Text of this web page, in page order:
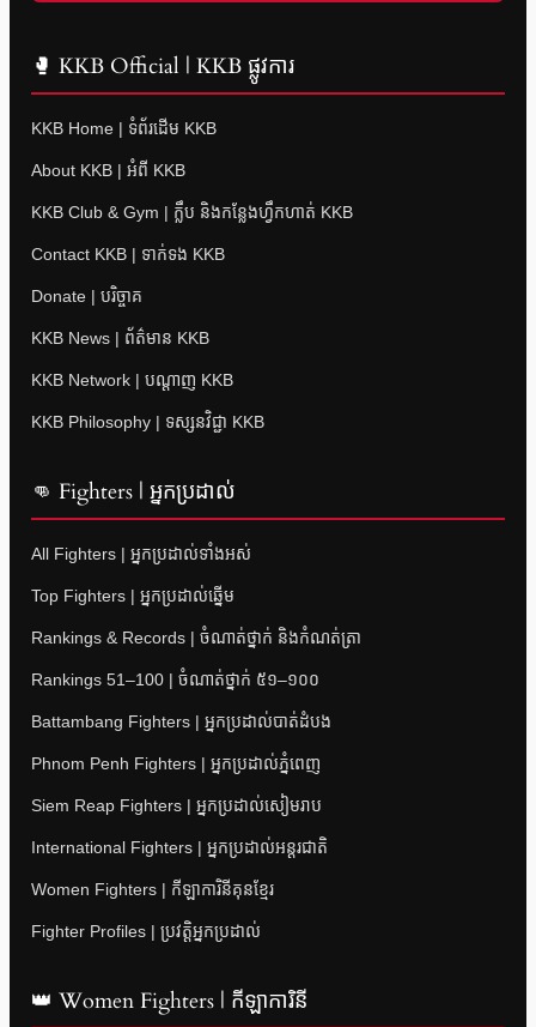
🥊 KKB Official | KKB ផ្លូវការ
KKB Home | ទំព័រដើម KKB
About KKB | អំពី KKB
KKB Club & Gym | ក្លឹប និងកន្លែងហ្វឹកហាត់ KKB
Contact KKB | ទាក់ទង KKB
Donate | បរិច្ចាគ
KKB News | ព័ត៌មាន KKB
KKB Network | បណ្តាញ KKB
KKB Philosophy | ទស្សនវិជ្ជា KKB
👊 Fighters | អ្នកប្រដាល់
All Fighters | អ្នកប្រដាល់ទាំងអស់
Top Fighters | អ្នកប្រដាល់ឆ្នើម
Rankings & Records | ចំណាត់ថ្នាក់ និងកំណត់ត្រា
Rankings 51–100 | ចំណាត់ថ្នាក់ ៥១–១០០
Battambang Fighters | អ្នកប្រដាល់បាត់ដំបង
Phnom Penh Fighters | អ្នកប្រដាល់ភ្នំពេញ
Siem Reap Fighters | អ្នកប្រដាល់សៀមរាប
International Fighters | អ្នកប្រដាល់អន្តរជាតិ
Women Fighters | កីឡាការិនីគុនខ្មែរ
Fighter Profiles | ប្រវត្តិអ្នកប្រដាល់
👑 Women Fighters | កីឡាការិនី